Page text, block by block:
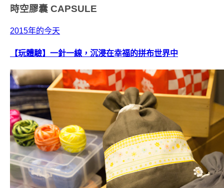
時空膠囊 CAPSULE
2015年的今天
【玩體驗】一針一線，沉浸在幸福的拼布世界中